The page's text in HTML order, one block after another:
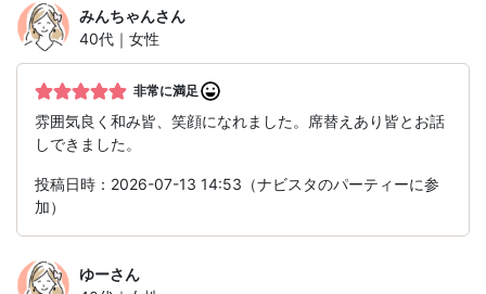
みんちゃんさん
40代｜女性
非常に満足
雰囲気良く和み皆、笑顔になれました。席替えあり皆とお話
しできました。
投稿日時：2026-07-13 14:53（ナビスタのパーティーに参
加）
ゆーさん